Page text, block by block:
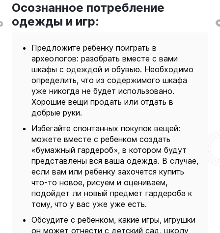
Осознанное потребление
одежды и игр:
Предложите ребенку поиграть в
археологов: разобрать вместе с вами
шкафы с одеждой и обувью. Необходимо
определить, что из содержимого шкафа
уже никогда не будет использовано.
Хорошие вещи продать или отдать в
добрые руки.
Избегайте спонтанных покупок вещей:
можете вместе с ребенком создать
«бумажный гардероб», в котором будут
представлены вся ваша одежда. В случае,
если вам или ребенку захочется купить
что-то новое, рисуем и оцениваем,
подойдет ли новый предмет гардероба к
тому, что у вас уже уже есть.
Обсудите с ребенком, какие игры, игрушки
он может отнести с детский сад, школу